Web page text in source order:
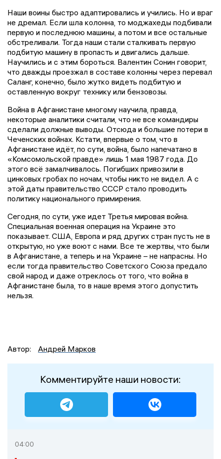
Наши воины быстро адаптировались и учились. Но и враг
не дремал. Если шла колонна, то моджахеды подбивали
первую и последнюю машины, а потом и все остальные
обстреливали. Тогда наши стали сталкивать первую
подбитую машину в пропасть и двигались дальше.
Научились и с этим бороться. Валентин Сонин говорит,
что дважды проезжал в составе колонны через перевал
Саланг, конечно, было жутко видеть подбитую и
оставленную вокруг технику или бензовозы.
Война в Афганистане многому научила, правда,
некоторые аналитики считали, что не все командиры
сделали должные выводы. Отсюда и большие потери в
Чеченских войнах. Кстати, впервые о том, что в
Афганистане идёт, по сути, война, было напечатано в
«Комсомольской правде» лишь 1 мая 1987 года. До
этого всё замалчивалось. Погибших привозили в
цинковых гробах по ночам, чтобы никто не видел. А с
этой даты правительство СССР стало проводить
политику национального примирения.
Сегодня, по сути, уже идет Третья мировая война.
Специальная военная операция на Украине это
показывает. США, Европа и ряд других стран пусть не в
открытую, но уже воют с нами. Все те жертвы, что были
в Афганистане, а теперь и на Украине – не напрасны. Но
если тогда правительство Советского Союза предало
свой народ и даже отреклось от того, что война в
Афганистане была, то в наше время этого допустить
нельзя.
Автор: Андрей Марков
Комментируйте наши новости:
04:00